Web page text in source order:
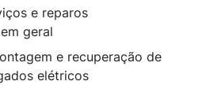
e reparos
geral
e recuperação de
elétricos